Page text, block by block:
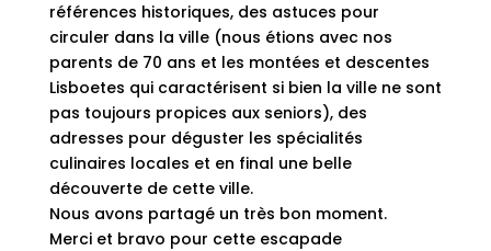
références historiques, des astuces pour
circuler dans la ville (nous étions avec nos
parents de 70 ans et les montées et descentes
Lisboetes qui caractérisent si bien la ville ne sont
pas toujours propices aux seniors), des
adresses pour déguster les spécialités
culinaires locales et en final une belle
découverte de cette ville.
Nous avons partagé un très bon moment.
Merci et bravo pour cette escapade